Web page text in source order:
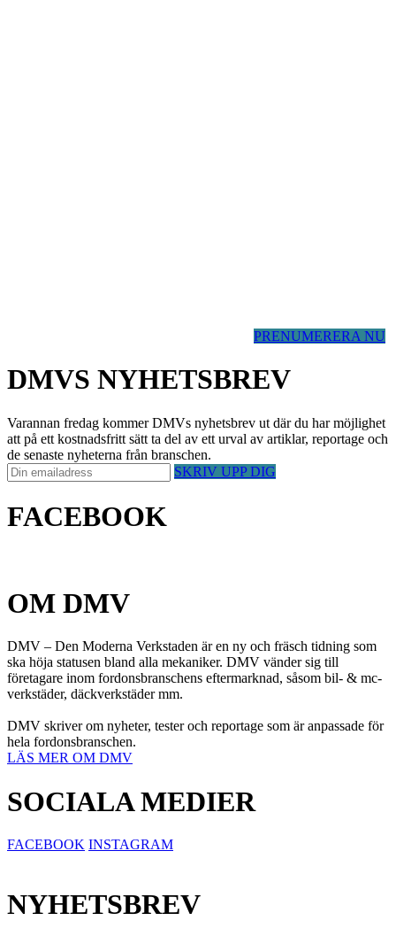
PRENUMERERA NU
DMVS NYHETSBREV
Varannan fredag kommer DMVs nyhetsbrev ut där du har möjlighet
att på ett kostnadsfritt sätt ta del av ett urval av artiklar, reportage och
de senaste nyheterna från branschen.
SKRIV UPP DIG
FACEBOOK
OM DMV
DMV – Den Moderna Verkstaden är en ny och fräsch tidning som
ska höja statusen bland alla mekaniker. DMV vänder sig till
företagare inom fordonsbranschens eftermarknad, såsom bil- & mc-
verkstäder, däckverkstäder mm.
DMV skriver om nyheter, tester och reportage som är anpassade för
hela fordonsbranschen.
LÄS MER OM DMV
SOCIALA MEDIER
FACEBOOK INSTAGRAM
NYHETSBREV